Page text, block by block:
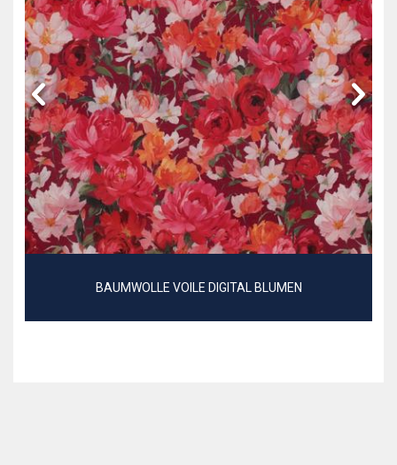
BAUMWOLLE VOILE DIGITAL BLUMEN